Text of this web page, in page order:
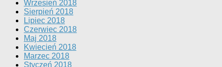
Wrzesień 2018
Sierpień 2018
Lipiec 2018
Czerwiec 2018
Maj 2018
Kwiecień 2018
Marzec 2018
Styczeń 2018